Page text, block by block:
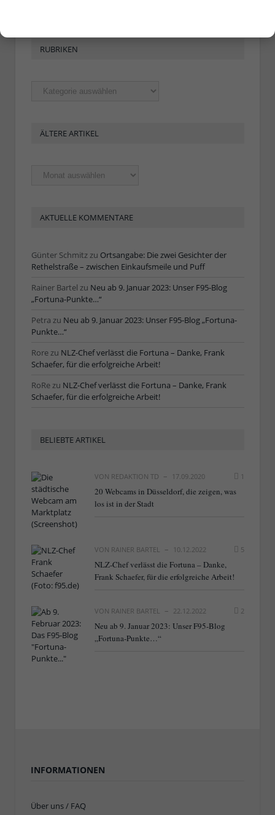
RUBRIKEN
Rubriken
ÄLTERE ARTIKEL
Ältere
Artikel
AKTUELLE KOMMENTARE
Günter Schmitzzu Ortsangabe: Die zwei Gesichter der
Rethelstraße – zwischen Einkaufsmeile und Puff
Rainer Bartel zu Neu ab 9. Januar 2023: Unser F95-Blog
„Fortuna-Punkte…“
Petra zu Neu ab 9. Januar 2023: Unser F95-Blog „Fortuna-
Punkte…“
Rorezu NLZ-Chef verlässt die Fortuna – Danke, Frank
Schaefer, für die erfolgreiche Arbeit!
RoRezu NLZ-Chef verlässt die Fortuna – Danke, Frank
Schaefer, für die erfolgreiche Arbeit!
BELIEBTE ARTIKEL
VON REDAKTION TD 17.09.2020 1
20 Webcams in Düsseldorf, die zeigen, was
los ist in der Stadt
VON RAINER BARTEL 10.12.2022 5
NLZ-Chef verlässt die Fortuna – Danke,
Frank Schaefer, für die erfolgreiche Arbeit!
VON RAINER BARTEL 22.12.2022 2
Neu ab 9. Januar 2023: Unser F95-Blog
„Fortuna-Punkte…“
INFORMATIONEN
Über uns / FAQ